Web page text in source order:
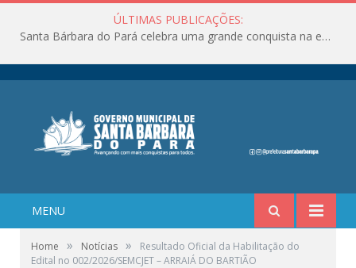
ÚLTIMAS PUBLICAÇÕES:
Santa Bárbara do Pará celebra uma grande conquista na educação!
MENU
Home » Notícias »
Resultado Oficial da Habilitação do
Edital no 002/2026/SEMCJET – ARRAIÁ DO BARTIÃO